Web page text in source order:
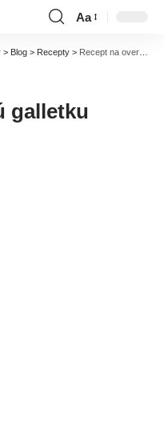
Font
Resizer
Aa
> Blog > Recepty > Recept na overenú galletku
galletku